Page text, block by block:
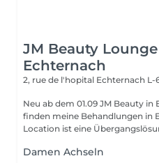
JM Beauty Lounge
Echternach
2, rue de l'hopital Echternach L-
Neu ab dem 01.09 JM Beauty in Echternach Ab September
finden meine Behandlungen in
Location ist eine
Damen Achseln